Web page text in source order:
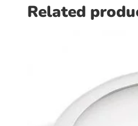
Related